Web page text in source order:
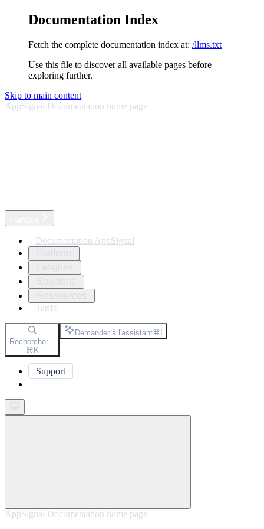
Documentation Index
Fetch the complete documentation index at: /llms.txt
Use this file to discover all available pages before
exploring further.
Skip to main content
AppSignal Documentation home page
Documentation AppSignal
Tarifs
Rechercher...
⌘K
Demander à l'assistant⌘I
Support
AppSignal Documentation home page